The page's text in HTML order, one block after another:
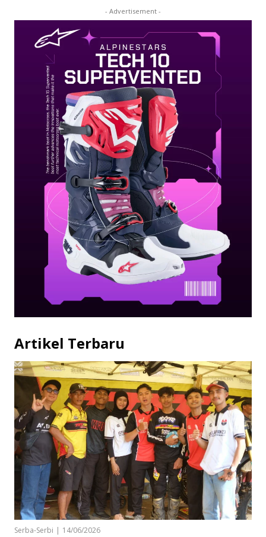
- Advertisement -
Artikel Terbaru
Serba-Serbi | 14/06/2026